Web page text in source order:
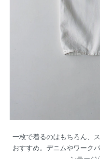
一枚で着るのはもちろん、
おすすめ。デニムやワーク